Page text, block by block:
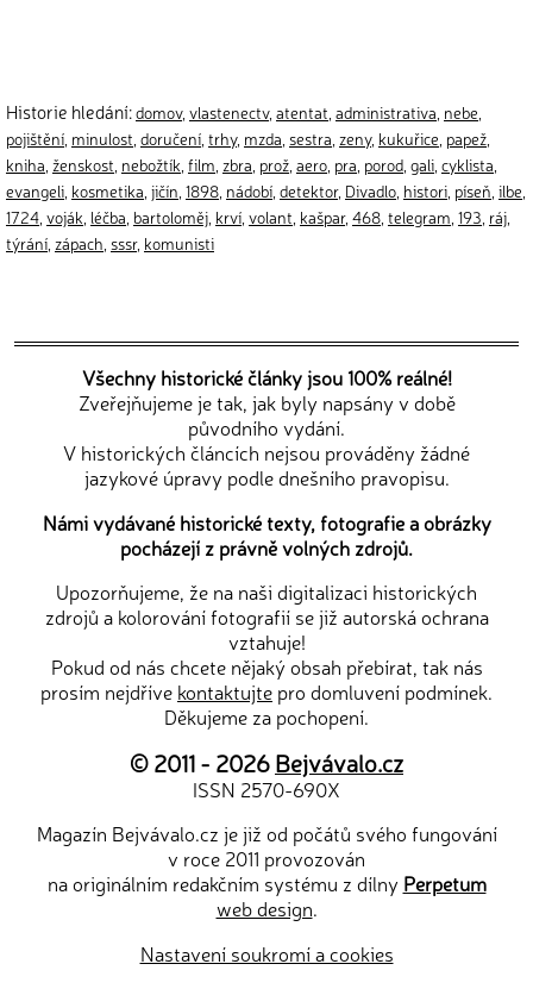
Historie hledání:domov, vlastenectv, atentat administrativa nebe
pojištění minulost doručení trhy, mzda sestra zeny, kukuřice papež
kniha ženskost nebožtík film zbra prož aero pra porod gali cyklista
evangeli kosmetika jičín 1898 nádobí detektor, Divadlo histori píseň ilbe
1724 voják léčba bartoloměj krví volant kašpar, 468 telegram 193 ráj
týrání zápach sssr, komunisti
Všechny historické články jsou 100% reálné!
Zveřejňujeme je tak, jak byly napsány v době
původního vydání.
V historických článcích nejsou prováděny žádné
jazykové úpravy podle dnešního pravopisu.
Námi vydávané historické texty, fotografie a obrázky
pocházejí z právně volných zdrojů.
Upozorňujeme, že na naši digitalizaci historických
zdrojů a kolorování fotografií se již autorská ochrana
vztahuje!
Pokud od nás chcete nějaký obsah přebírat, tak nás
prosím nejdříve kontaktujte pro domluvení podmínek.
Děkujeme za pochopení.
© 2011 - 2026Bejvávalo.cz
ISSN 2570-690X
Magazín Bejvávalo.cz je již od počátů svého fungování
v roce 2011 provozován
na originálním redakčním systému z dílny Perpetum
web design.
Nastavení soukromí a cookies